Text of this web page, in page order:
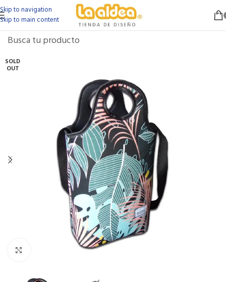
Skip to navigation
Skip to main content
SOLD
OUT